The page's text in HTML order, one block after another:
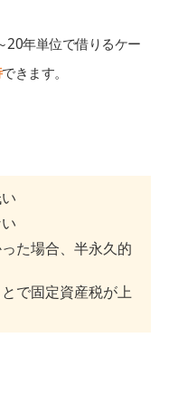
20年単位で借りるケー
できます。
た場合、半永久的
で固定資産税が上